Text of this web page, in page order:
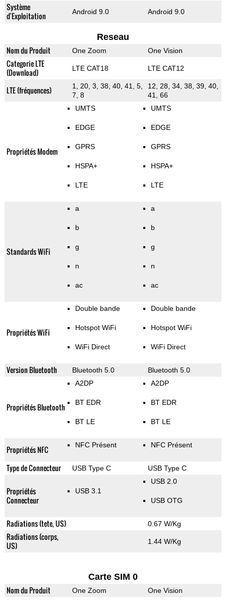
Système
d'Exploitation
Android 9.0 Android 9.0
Reseau
Nom du Produit One Zoom One Vision
Categorie LTE
(Download)
LTE CAT18 LTE CAT12
LTE (fréquences)
1, 20, 3, 38, 40, 41, 5,
7, 8
12, 28, 34, 38, 39, 40,
41, 66
Propriétés Modem
UMTS
EDGE
GPRS
HSPA+
LTE
UMTS
EDGE
GPRS
HSPA+
LTE
Standards WiFi
a
b
g
n
ac
a
b
g
n
ac
Propriétés WiFi
Double bande
Hotspot WiFi
WiFi Direct
Double bande
Hotspot WiFi
WiFi Direct
Version Bluetooth Bluetooth 5.0 Bluetooth 5.0
Propriétés Bluetooth
A2DP
BT EDR
BT LE
A2DP
BT EDR
BT LE
Propriétés NFC NFC Présent NFC Présent
Type de Connecteur USB Type C USB Type C
Propriétés
Connecteur
USB 3.1
USB 2.0
USB OTG
Radiations (tete, US) 0.67 W/Kg
Radiations (corps,
US)
1.44 W/Kg
Carte SIM 0
Nom du Produit One Zoom One Vision